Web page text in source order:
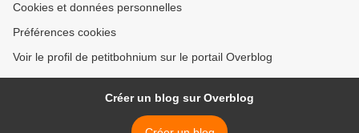
Cookies et données personnelles
Préférences cookies
Voir le profil de petitbohnium sur le portail Overblog
Créer un blog sur Overblog